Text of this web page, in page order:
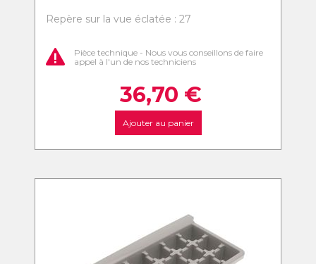
Repère sur la vue éclatée : 27
Pièce technique - Nous vous conseillons de faire
appel à l'un de nos techniciens
36,70 €
Ajouter au panier